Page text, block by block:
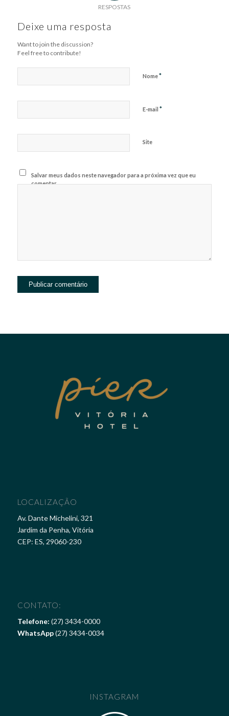
RESPOSTAS
Deixe uma resposta
Want to join the discussion?
Feel free to contribute!
Nome*
E-mail *
Site
Salvar meus dados neste navegador para a próxima vez que eu
comentar.
LOCALIZAÇÃO
Av. Dante Michelini, 321
Jardim da Penha, Vitória
CEP: ES, 29060-230
CONTATO:
Telefone: (27) 3434-0000
WhatsApp(27) 3434-0034
INSTAGRAM